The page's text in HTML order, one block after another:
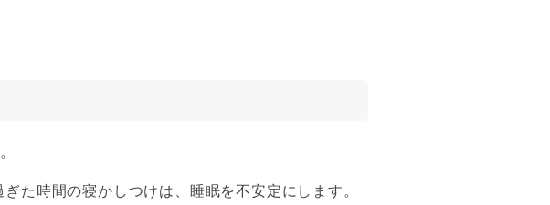
た時間の寝かしつけは、睡眠を不安定にします。